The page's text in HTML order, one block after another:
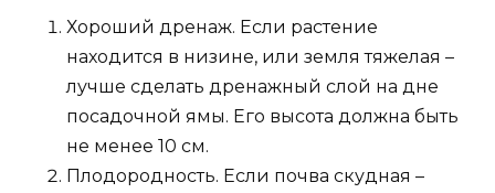
Хороший дренаж. Если растение
находится в низине, или земля тяжелая –
лучше сделать дренажный слой на дне
посадочной ямы. Его высота должна быть
не менее 10 см.
Плодородность. Если почва скудная –